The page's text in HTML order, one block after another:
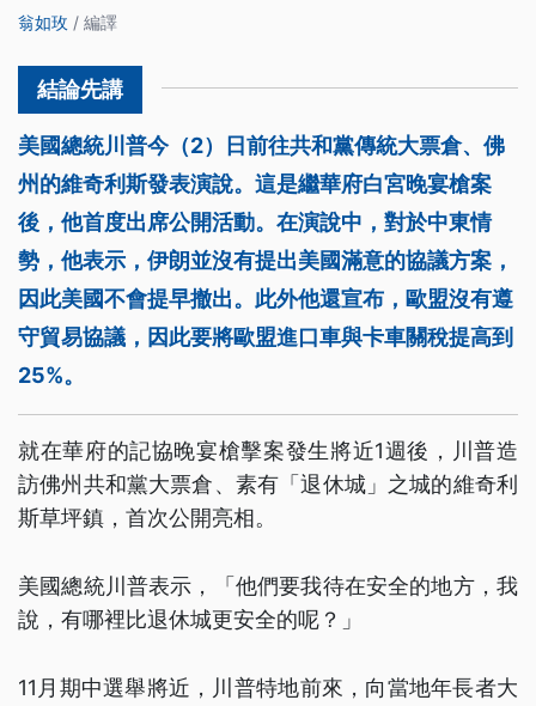
翁如玫 / 編譯
美國總統川普今（2）日前往共和黨傳統大票倉、佛
州的維奇利斯發表演說。這是繼華府白宮晚宴槍案
後，他首度出席公開活動。在演說中，對於中東情
勢，他表示，伊朗並沒有提出美國滿意的協議方案，
因此美國不會提早撤出。此外他還宣布，歐盟沒有遵
守貿易協議，因此要將歐盟進口車與卡車關稅提高到
25%。
就在華府的記協晚宴槍擊案發生將近1週後，川普造
訪佛州共和黨大票倉、素有「退休城」之城的維奇利
斯草坪鎮，首次公開亮相。
美國總統川普表示，「他們要我待在安全的地方，我
說，有哪裡比退休城更安全的呢？」
11月期中選舉將近，川普特地前來，向當地年長者大